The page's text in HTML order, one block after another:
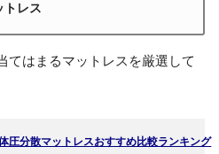
トレス
てはまるマットレスを厳選して
圧分散マットレスおすすめ比較ランキング